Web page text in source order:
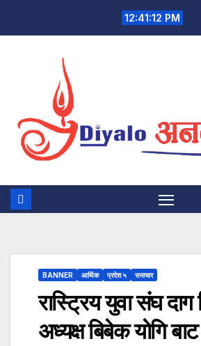
12:41:12 PM
BANNER आर्थिक प्रदेश ५ समाचार
रास्ट्रिय युवा संघ दाग
अध्यक्ष बिबेक याेगि